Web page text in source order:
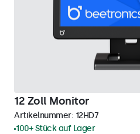
12 Zoll Monitor
Artikelnummer: 12HD7
100+ Stück auf Lager